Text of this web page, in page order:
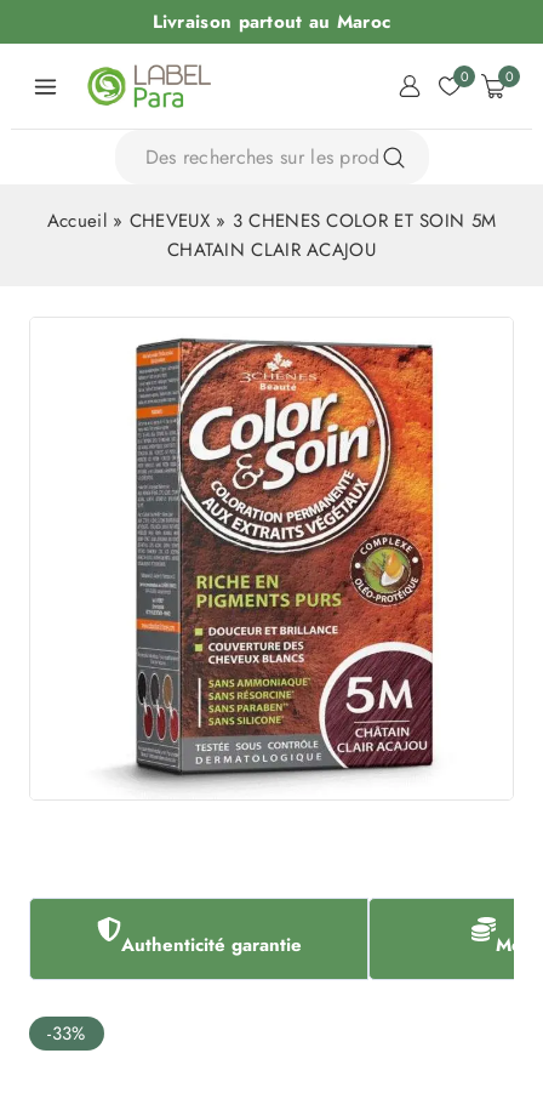
Livraison partout au Maroc
0 0
Accueil» CHEVEUX» 3 CHENES COLOR ET SOIN 5M
CHATAIN CLAIR ACAJOU
Authenticité garantie
-33%